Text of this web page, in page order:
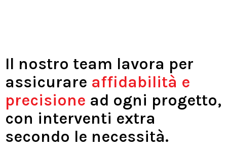
Il nostro team lavora per
assicurare affidabilità e
precisione ad ogni progetto,
con interventi extra
secondo le necessità.